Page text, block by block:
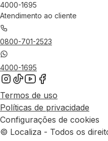
4000-1695
Atendimento ao cliente
0800-701-2523
4000-1695
Termos de uso
Políticas de privacidade
Configurações de cookies
© Localiza - Todos os